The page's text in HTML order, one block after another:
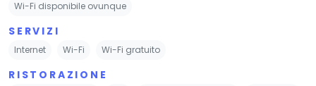
Wi-Fi disponibile ovunque
SERVIZI
Internet Wi-Fi Wi-Fi gratuito
RISTORAZIONE